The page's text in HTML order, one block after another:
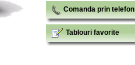
Comanda prin telefon
Tablouri favorite